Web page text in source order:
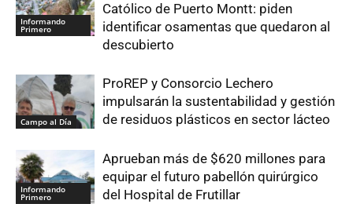
Informando
Primero
Católico de Puerto Montt: piden
identificar osamentas que quedaron al
descubierto
Campo al Día
ProREP y Consorcio Lechero
impulsarán la sustentabilidad y gestión
de residuos plásticos en sector lácteo
Informando
Primero
Aprueban más de $620 millones para
equipar el futuro pabellón quirúrgico
del Hospital de Frutillar